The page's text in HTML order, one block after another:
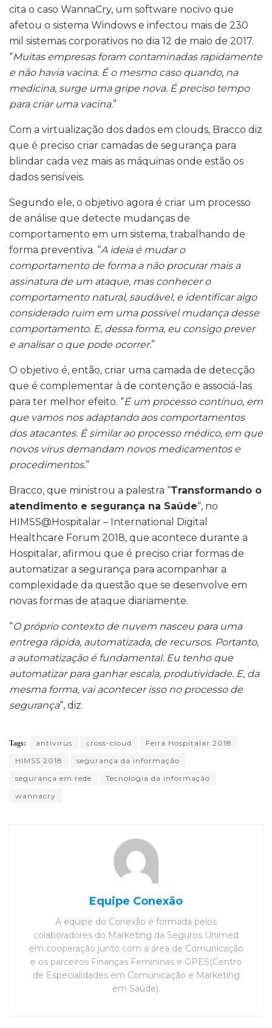
cita o caso WannaCry, um software nocivo que
afetou o sistema Windows e infectou mais de 230
mil sistemas corporativos no dia 12 de maio de 2017.
“Muitas empresas foram contaminadas rapidamente
e não havia vacina. É o mesmo caso quando, na
medicina, surge uma gripe nova. É preciso tempo
para criar uma vacina.”
Com a virtualização dos dados em clouds, Bracco diz
que é preciso criar camadas de segurança para
blindar cada vez mais as máquinas onde estão os
dados sensíveis.
Segundo ele, o objetivo agora é criar um processo
de análise que detecte mudanças de
comportamento em um sistema, trabalhando de
forma preventiva. “A ideia é mudar o
comportamento de forma a não procurar mais a
assinatura de um ataque, mas conhecer o
comportamento natural, saudável, e identificar algo
considerado ruim em uma possível mudança desse
comportamento. E, dessa forma, eu consigo prever
e analisar o que pode ocorrer.”
O objetivo é, então, criar uma camada de detecção
que é complementar à de contenção e associá-las
para ter melhor efeito. “É um processo contínuo, em
que vamos nos adaptando aos comportamentos
dos atacantes. É similar ao processo médico, em que
novos vírus demandam novos medicamentos e
procedimentos.”
Bracco, que ministrou a palestra “Transformando o
atendimento e segurança na Saúde“, no
HIMSS@Hospitalar – International Digital
Healthcare Forum 2018, que acontece durante a
Hospitalar, afirmou que é preciso criar formas de
automatizar a segurança para acompanhar a
complexidade da questão que se desenvolve em
novas formas de ataque diariamente.
“O próprio contexto de nuvem nasceu para uma
entrega rápida, automatizada, de recursos. Portanto,
a automatização é fundamental. Eu tenho que
automatizar para ganhar escala, produtividade. E, da
mesma forma, vai acontecer isso no processo de
segurança“, diz.
Tags: antivirus cross-cloud
Feira Hospitalar 2018
HIMSS 2018
segurança da informação
segurança em rede
Tecnologia da informação
wannacry
Equipe Conexão
A equipe do Conexão é formada pelos
colaboradores do Marketing da Seguros Unimed
em cooperação junto com a área de Comunicação
e os parceiros Finanças Femininas e GPES(Centro
de Especialidades em Comunicação e Marketing
em Saúde).